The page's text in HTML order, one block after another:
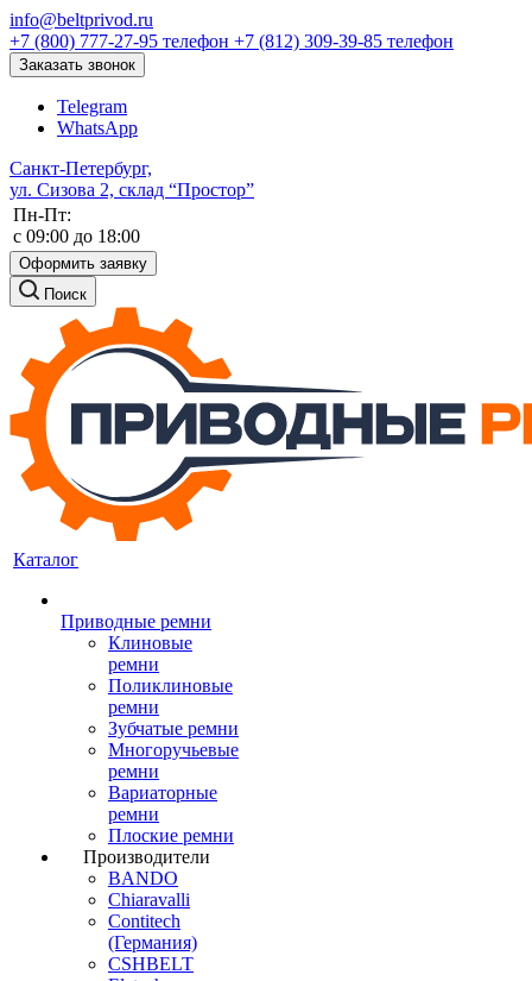
info@beltprivod.ru
+7 (800) 777-27-95 телефон +7 (812) 309-39-85 телефон
Заказать звонок
Telegram
WhatsApp
Санкт-Петербург,
ул. Сизова 2, склад “Простор”
Пн-Пт:
c 09:00 до 18:00
Оформить заявку
Поиск
Каталог
Приводные ремни
Клиновые
ремни
Поликлиновые
ремни
Зубчатые ремни
Многоручьевые
ремни
Вариаторные
ремни
Плоские ремни
Производители
BANDO
Chiaravalli
Contitech
(Германия)
CSHBELT